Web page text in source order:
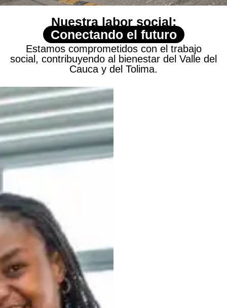
Nuestra labor social:
Conectando el futuro
Estamos comprometidos con el trabajo
social, contribuyendo al bienestar del Valle del
Cauca y del Tolima.